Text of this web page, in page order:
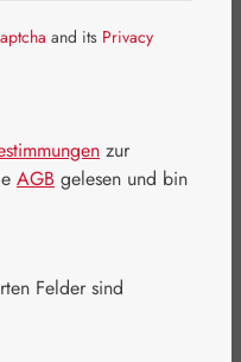
and its Privacy
zur
AGB gelesen und bin
Felder sind